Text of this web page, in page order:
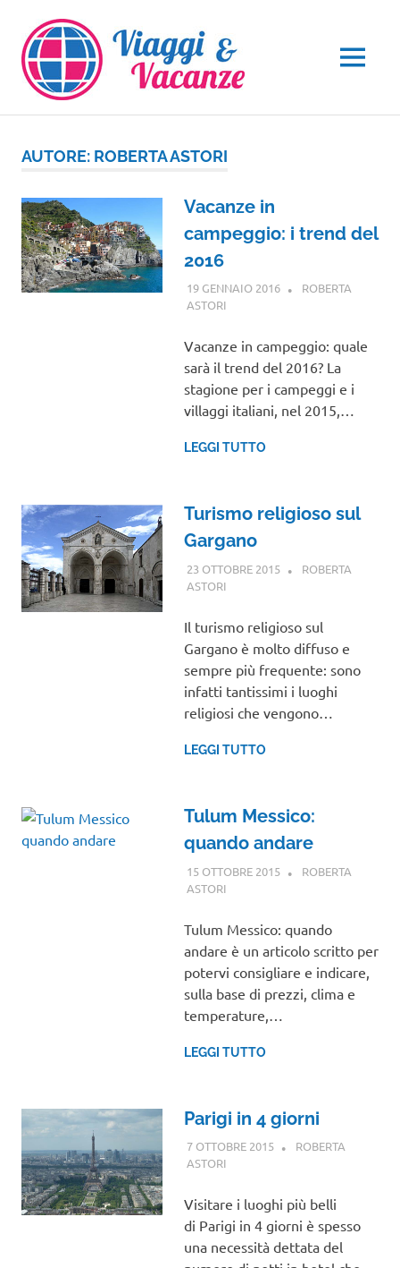
contenuto
MENU
AUTORE: ROBERTA ASTORI
Vacanze in
campeggio: i trend del
2016
19 GENNAIO 2016
ROBERTA
ASTORI
Vacanze in campeggio: quale
sarà il trend del 2016? La
stagione per i campeggi e i
villaggi italiani, nel 2015,…
LEGGI TUTTO
Turismo religioso sul
Gargano
23 OTTOBRE 2015
ROBERTA
ASTORI
Il turismo religioso sul
Gargano è molto diffuso e
sempre più frequente: sono
infatti tantissimi i luoghi
religiosi che vengono…
LEGGI TUTTO
Tulum Messico:
quando andare
15 OTTOBRE 2015
ROBERTA
ASTORI
Tulum Messico: quando
andare è un articolo scritto per
potervi consigliare e indicare,
sulla base di prezzi, clima e
temperature,…
LEGGI TUTTO
Parigi in 4 giorni
7 OTTOBRE 2015
ROBERTA
ASTORI
Visitare i luoghi più belli
di Parigi in 4 giorni è spesso
una necessità dettata del